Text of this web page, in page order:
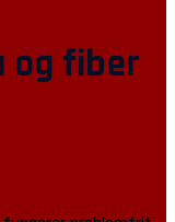
og fiber